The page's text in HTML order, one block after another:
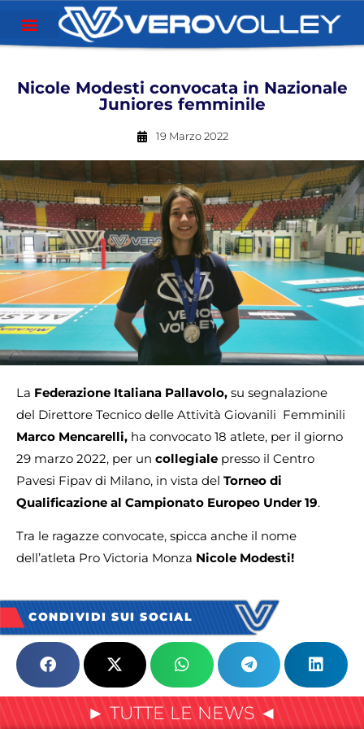
Nicole Modesti convocata in Nazionale
Juniores femminile
19 Marzo 2022
La Federazione Italiana Pallavolo, su segnalazione
del Direttore Tecnico delle Attività Giovanili Femminili
Marco Mencarelli, ha convocato 18 atlete, per il giorno
29 marzo 2022, per un collegiale presso il Centro
Pavesi Fipav di Milano, in vista del Torneo di
Qualificazione al Campionato Europeo Under 19.
Tra le ragazze convocate, spicca anche il nome
dell’atleta Pro Victoria Monza Nicole Modesti!
CONDIVIDI SUI SOCIAL
► TUTTE LE NEWS ◄